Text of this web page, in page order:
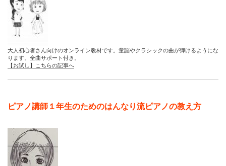
大人初心者さん向けのオンライン教材です。童謡やクラシックの曲が弾けるようにな
ります。全曲サポート付き。
【お試し】こちらの記事へ
ピアノ講師１年生のためのはんなり流ピアノの教え方